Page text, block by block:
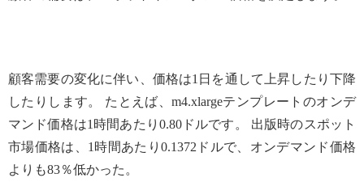
顧客需要の変化に伴い、価格は1日を通して上昇したり下降
したりします。 たとえば、m4.xlargeテンプレートのオンデ
マンド価格は1時間あたり0.80ドルです。 出版時のスポット
市場価格は、1時間あたり0.1372ドルで、オンデマンド価格
よりも83％低かった。